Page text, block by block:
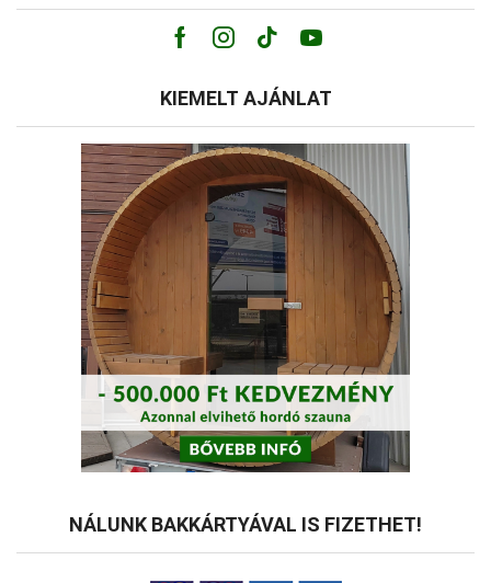
Facebook
Instagram
Tik-
tok
Youtube
KIEMELT AJÁNLAT
NÁLUNK BAKKÁRTYÁVAL IS FIZETHET!